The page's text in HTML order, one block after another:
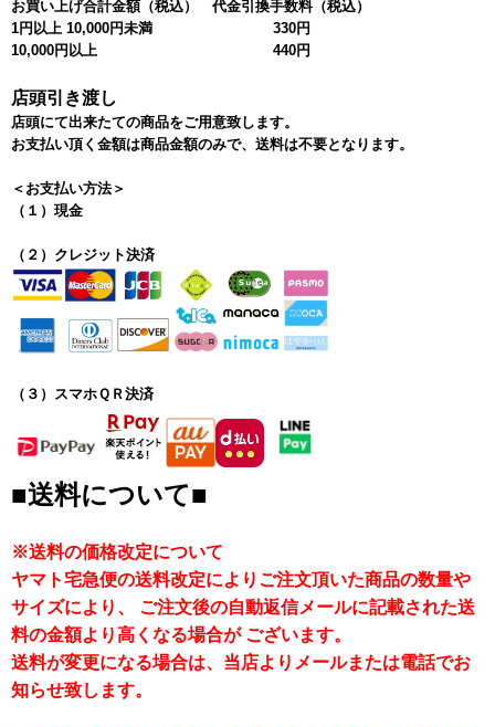
お買い上げ合計金額（税込）
代金引換手数料（税込）
1円以上 10,000円未満
330円
10,000円以上
440円
店頭引き渡し
店頭にて出来たての商品をご用意致します。
お支払い頂く金額は商品金額のみで、送料は不要となります。
＜お支払い方法＞
（１）現金
（２）クレジット決済
（３）スマホＱＲ決済
■送料について■
※送料の価格改定について
ヤマト宅急便の送料改定によりご注文頂いた商品の数量や
サイズにより、 ご注文後の自動返信メールに記載された送
料の金額より高くなる場合が ございます。
送料が変更になる場合は、当店よりメールまたは電話でお
知らせ致します。